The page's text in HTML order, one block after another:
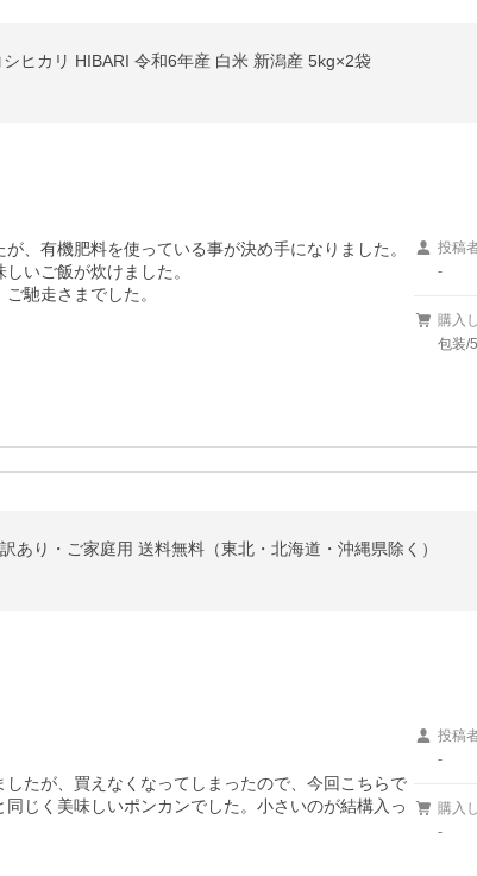
ヒカリ HIBARI 令和6年産 白米 新潟産 5kg×2袋
、有機肥料を使っている事が決め手になりました。
いご飯が炊けました。
馳走さまでした。
投稿
-
購入
包装/
あり・ご家庭用 送料無料（東北・北海道・沖縄県除く）
たが、買えなくなってしまったので、今回こちらで
じく美味しいポンカンでした。小さいのが結構入っ
投稿
-
購入
-